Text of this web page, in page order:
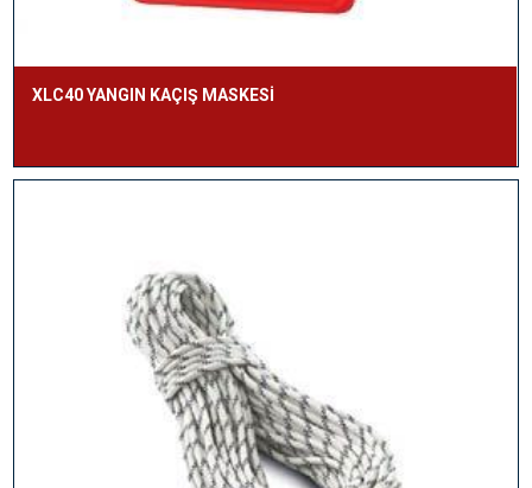
XLC40 YANGIN KAÇIŞ MASKESİ